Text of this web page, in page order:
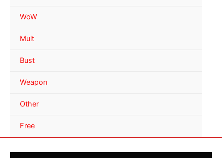
WoW
Mult
Bust
Weapon
Other
Free